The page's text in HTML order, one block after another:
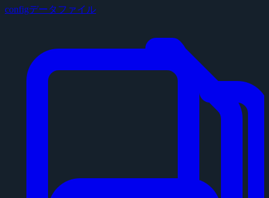
configデータファイル